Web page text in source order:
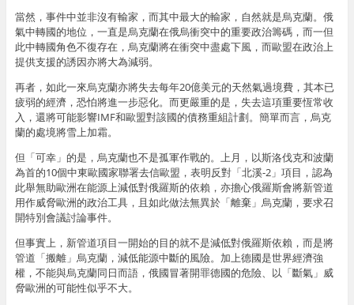
當然，事件中並非沒有輸家，而其中最大的輸家，自然就是烏克蘭。俄
氣中轉國的地位，一直是烏克蘭在俄烏衝突中的重要政治籌碼，而一但
此中轉國角色不復存在，烏克蘭將在衝突中盡處下風，而歐盟在政治上
提供支援的誘因亦將大為減弱。
再者，如此一來烏克蘭亦將失去每年20億美元的天然氣過境費，其本已
疲弱的經濟，恐怕將進一步惡化。而更嚴重的是，失去這項重要恆常收
入，還將可能影響IMF和歐盟對該國的債務重組計劃。簡單而言，烏克
蘭的處境將雪上加霜。
但「可幸」的是，烏克蘭也不是孤軍作戰的。上月，以斯洛伐克和波蘭
為首的10個中東歐國家聯署去信歐盟，表明反對「北溪-2」項目，認為
此舉無助歐洲在能源上減低對俄羅斯的依賴，亦擔心俄羅斯會將新管道
用作威脅歐洲的政治工具，且如此做法無異於「離棄」烏克蘭，要求召
開特別會議討論事件。
但事實上，新管道項目一開始的目的就不是減低對俄羅斯依賴，而是將
管道「搬離」烏克蘭，減低能源中斷的風險。加上德國是世界經濟強
權，不能與烏克蘭同日而語，俄國冒著開罪德國的危險、以「斷氣」威
脅歐洲的可能性似乎不大。